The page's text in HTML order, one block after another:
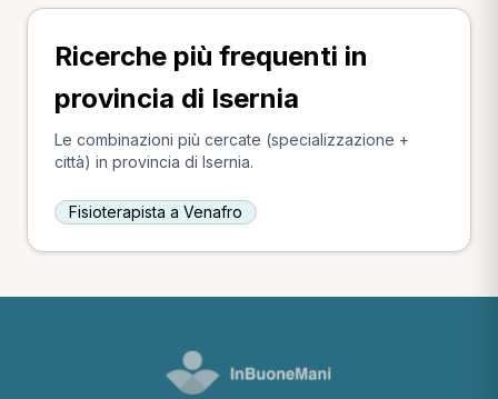
Ricerche più frequenti in
provincia di Isernia
Le combinazioni più cercate (specializzazione +
città) in provincia di Isernia.
Fisioterapista a Venafro